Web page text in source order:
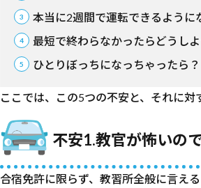
が
ち
な
不
安5
と
服
方
1.1
本当に2週間で運転できるように
最短で終わらなかったらどうしよ
ひとりぼっちになっちゃったら？
ここでは、この5つの不安と、それに対
不安1.教官が怖いの
合宿免許に限らず、教習所全般に言え